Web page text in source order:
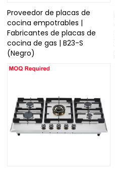
Proveedor de placas de
cocina empotrables |
Fabricantes de placas de
cocina de gas | B23-S
(Negro)